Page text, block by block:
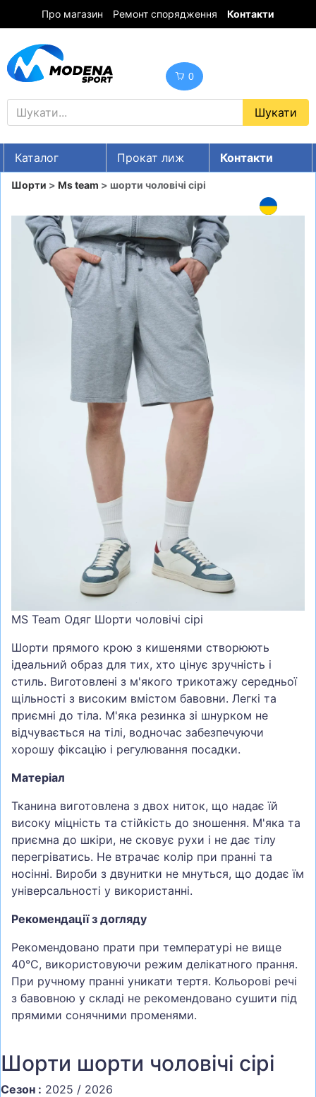
Про магазин Ремонт спорядження Контакти
0
Каталог Прокат лиж
Контакти
UA RU EN
ГІРСЬКІ ЛИЖІ
СНОУБОРДИ
ОДЯГ
ВЗУТТЯ
ШОЛОМИ, ЗАХИСТ, ОКУЛЯРИ
БІГ, ФІТНЕС, М'ЯЧІ
ВЕЛОСИПЕДИ
САМОКАТИ
ТЕНІС, БАДМІНТОН
ВОДНІ ВИДИ СПОРТУ
Шорти > Ms team > шорти чоловічі сірі
MS Team Одяг Шорти чоловічі сірі
Шорти прямого крою з кишенями створюють
ідеальний образ для тих, хто цінує зручність і
стиль. Виготовлені з м'якого трикотажу середньої
щільності з високим вмістом бавовни. Легкі та
приємні до тіла. М'яка резинка зі шнурком не
відчувається на тілі, водночас забезпечуючи
хорошу фіксацію і регулювання посадки.
Матеріал
Тканина виготовлена з двох ниток, що надає їй
високу міцність та стійкість до зношення. М'яка та
приємна до шкіри, не сковує рухи і не дає тілу
перегріватись. Не втрачає колір при пранні та
носінні. Вироби з двунитки не мнуться, що додає їм
універсальності у використанні.
Рекомендації з догляду
Рекомендовано прати при температурі не вище
40°C, використовуючи режим делікатного прання.
При ручному пранні уникати тертя. Кольорові речі
з бавовною у складі не рекомендовано сушити під
прямими сонячними променями.
Шорти шорти чоловічі сірі
Сезон : 2025 / 2026